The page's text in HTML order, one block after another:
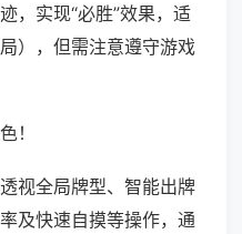
，实现“必胜”效果，适
），但需注意遵守游戏
！
视全局牌型、智能出牌
及快速自摸等操作，通